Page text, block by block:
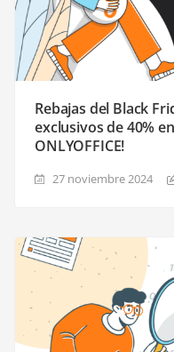
Rebajas del Black
exclusivos de 40%
ONLYOFFICE!
27 noviembre 2024